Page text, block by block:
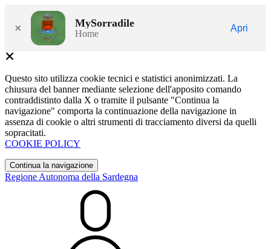
× MySorradile
Home
Apri
Questo sito utilizza cookie tecnici e statistici anonimizzati. La
chiusura del banner mediante selezione dell'apposito comando
contraddistinto dalla X o tramite il pulsante "Continua la
navigazione" comporta la continuazione della navigazione in
assenza di cookie o altri strumenti di tracciamento diversi da quelli
sopracitati.
COOKIE POLICY
Continua la navigazione
Regione Autonoma della Sardegna